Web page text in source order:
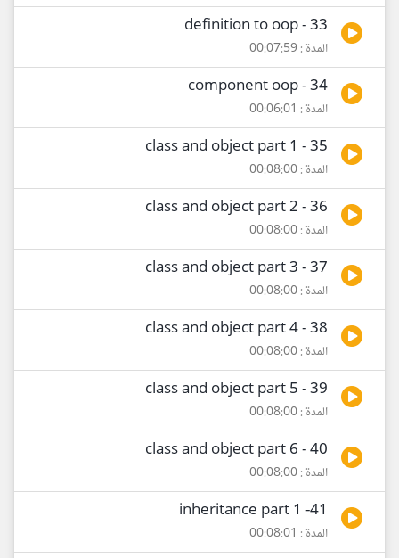
33 - definition to oop
المدة : 00:07:59
34 - component oop
المدة : 00:06:01
35 - class and object part 1
المدة : 00:08:00
36 - class and object part 2
المدة : 00:08:00
37 - class and object part 3
المدة : 00:08:00
38 - class and object part 4
المدة : 00:08:00
39 - class and object part 5
المدة : 00:08:00
40 - class and object part 6
المدة : 00:08:00
41- inheritance part 1
المدة : 00:08:01